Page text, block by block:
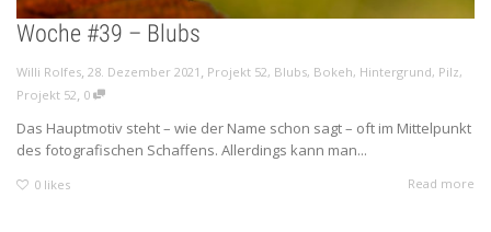
Woche #39 – Blubs
Willi Rolfes, 28. Dezember 2021 , Projekt 52, Blubs, Bokeh, Hintergrund, Pilz,
Projekt 52, 0
Das Hauptmotiv steht – wie der Name schon sagt – oft im Mittelpunkt
des fotografischen Schaffens. Allerdings kann man...
0 likes Read more